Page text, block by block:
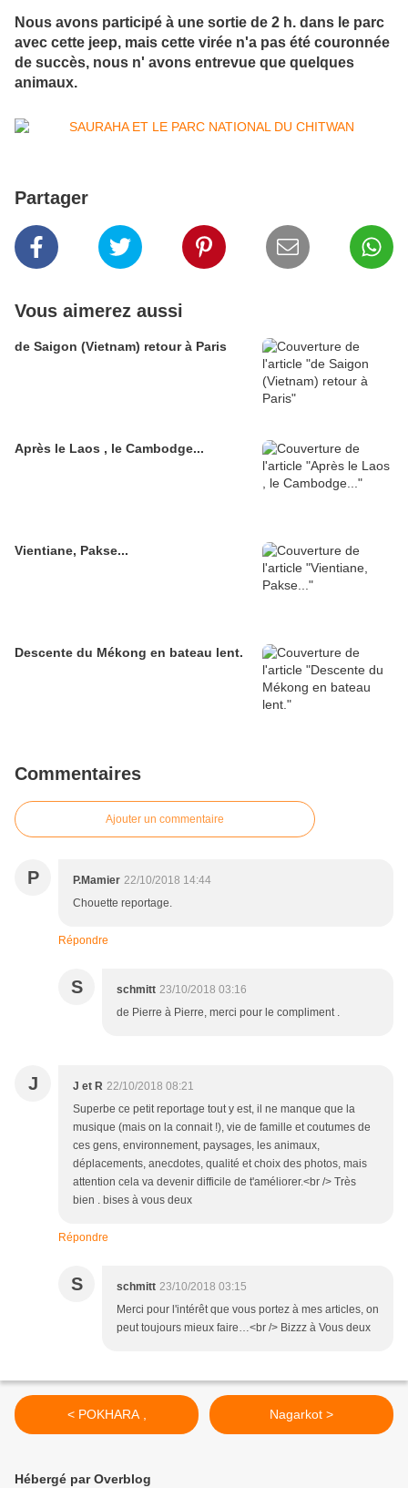
Nous avons participé à une sortie de 2 h. dans le parc
avec cette jeep, mais cette virée n'a pas été couronnée
de succès, nous n' avons entrevue que quelques
animaux.
Partager
Vous aimerez aussi
de Saigon (Vietnam) retour à Paris
Après le Laos , le Cambodge...
Vientiane, Pakse...
Descente du Mékong en bateau lent.
Commentaires
Ajouter un commentaire
P P.Mamier 22/10/2018 14:44
Chouette reportage.
Répondre
S schmitt 23/10/2018 03:16
de Pierre à Pierre, merci pour le compliment .
J J et R 22/10/2018 08:21
Superbe ce petit reportage tout y est, il ne manque que la
musique (mais on la connait !), vie de famille et coutumes de
ces gens, environnement, paysages, les animaux,
déplacements, anecdotes, qualité et choix des photos, mais
attention cela va devenir difficile de t'améliorer.<br /> Très
bien . bises à vous deux
Répondre
S schmitt 23/10/2018 03:15
Merci pour l'intérêt que vous portez à mes articles, on
peut toujours mieux faire…<br /> Bizzz à Vous deux
< POKHARA , Nagarkot >
Hébergé par Overblog